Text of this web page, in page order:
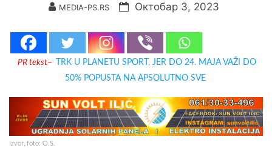
MEDIA-PS.RS Октобар 3, 2023
PR tekst–
TRK U PLANETU SPORT, JER DO 24. MAJA VAŽI DO
50% POPUSTA NA APSOLUTNO SVE
Izvor, foto: O.S.